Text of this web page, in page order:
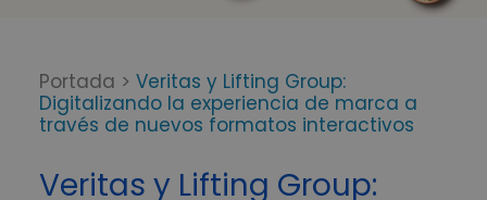
Portada > Veritas y Lifting Group:
Digitalizando la experiencia de marca a
través de nuevos formatos interactivos
Veritas y Lifting Group: